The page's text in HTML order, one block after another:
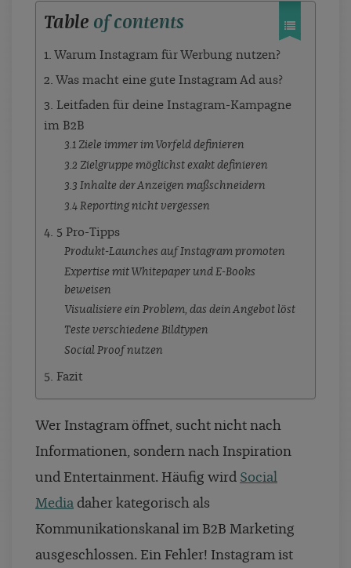
Table of contents
1. Warum Instagram für Werbung nutzen?
2. Was macht eine gute Instagram Ad aus?
3. Leitfaden für deine Instagram-Kampagne
im B2B
3.1 Ziele immer im Vorfeld definieren
3.2 Zielgruppe möglichst exakt definieren
3.3 Inhalte der Anzeigen maßschneidern
3.4 Reporting nicht vergessen
4. 5 Pro-Tipps
Produkt-Launches auf Instagram promoten
Expertise mit Whitepaper und E-Books
beweisen
Visualisiere ein Problem, das dein Angebot löst
Teste verschiedene Bildtypen
Social Proof nutzen
5. Fazit
Wer Instagram öffnet, sucht nicht nach
Informationen, sondern nach Inspiration
und Entertainment. Häufig wird Social
Media daher kategorisch als
Kommunikationskanal im B2B Marketing
ausgeschlossen. Ein Fehler! Instagram ist